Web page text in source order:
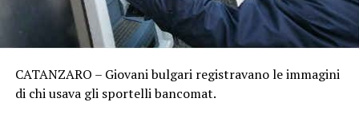
CATANZARO – Giovani bulgari registravano le immagini
di chi usava gli sportelli bancomat.